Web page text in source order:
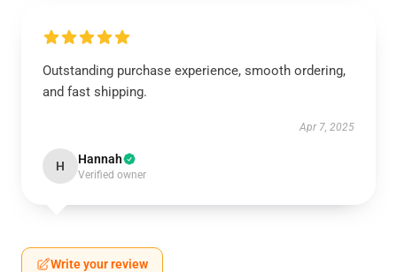
Outstanding purchase experience, smooth ordering,
and fast shipping.
Apr 7, 2025
H Hannah
Verified owner
Write your review